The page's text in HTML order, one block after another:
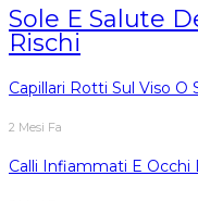
Sole E Salute
Rischi
Capillari Rotti Sul Viso
2 Mesi Fa
Calli Infiammati E